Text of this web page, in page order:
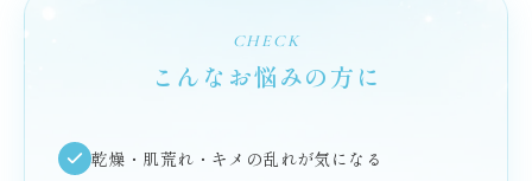
CHECK
こんなお悩みの方に
乾燥・肌荒れ・キメの乱れが気になる